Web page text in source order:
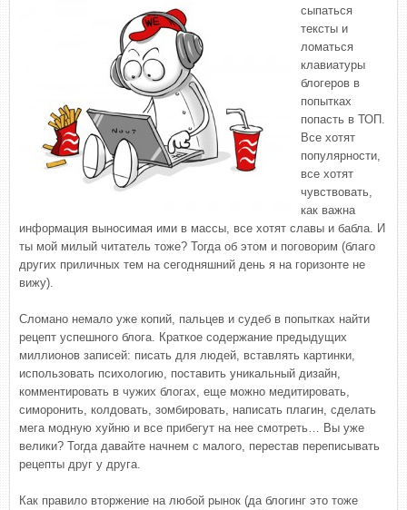
сыпаться
тексты и
ломаться
клавиатуры
блогеров в
попытках
попасть в ТОП.
Все хотят
популярности,
все хотят
чувствовать,
как важна
информация выносимая ими в массы, все хотят славы и бабла. И
ты мой милый читатель тоже? Тогда об этом и поговорим (благо
других приличных тем на сегодняшний день я на горизонте не
вижу).
Сломано немало уже копий, пальцев и судеб в попытках найти
рецепт успешного блога. Краткое содержание предыдущих
миллионов записей: писать для людей, вставлять картинки,
использовать психологию, поставить уникальный дизайн,
комментировать в чужих блогах, еще можно медитировать,
симоронить, колдовать, зомбировать, написать плагин, сделать
мега модную хуйню и все прибегут на нее смотреть… Вы уже
велики? Тогда давайте начнем с малого, перестав переписывать
рецепты друг у друга.
Как правило вторжение на любой рынок (да блогинг это тоже